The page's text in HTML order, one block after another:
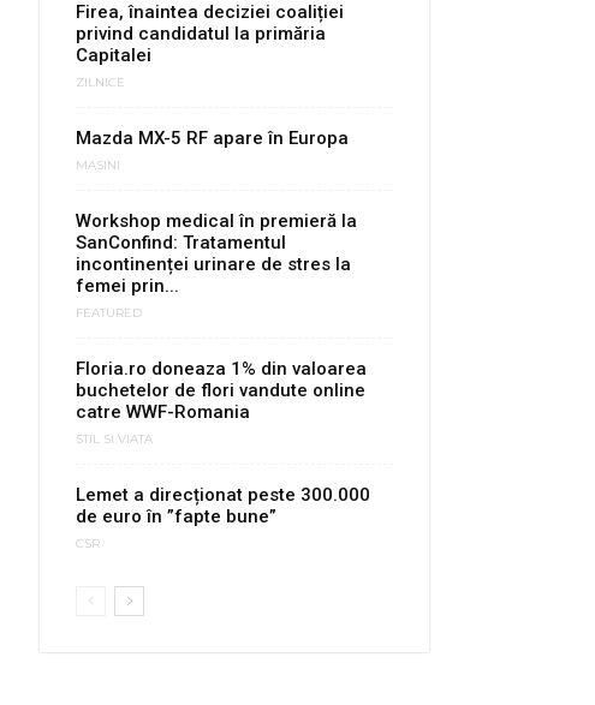
Firea, înaintea deciziei coaliției
privind candidatul la primăria
Capitalei
ZILNICE
Mazda MX-5 RF apare în Europa
MASINI
Workshop medical în premieră la
SanConfind: Tratamentul
incontinenței urinare de stres la
femei prin...
FEATURED
Floria.ro doneaza 1% din valoarea
buchetelor de flori vandute online
catre WWF-Romania
STIL SI VIATA
Lemet a direcționat peste 300.000
de euro în ”fapte bune”
CSR